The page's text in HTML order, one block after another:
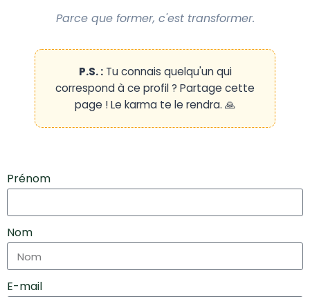
Parce que former, c'est transformer.
P.S. :Tu connais quelqu'un qui
correspond à ce profil ? Partage cette
page ! Le karma te le rendra. 🙏
Prénom
Nom
E-mail